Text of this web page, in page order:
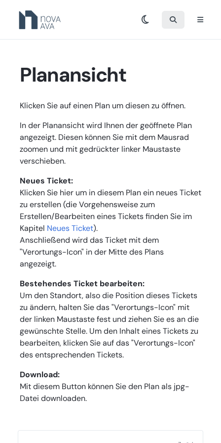
Planansicht
Klicken Sie auf einen Plan um diesen zu öffnen.
In der Planansicht wird Ihnen der geöffnete Plan
angezeigt. Diesen können Sie mit dem Mausrad
zoomen und mit gedrückter linker Maustaste
verschieben.
Neues Ticket:
Klicken Sie hier um in diesem Plan ein neues Ticket
zu erstellen (die Vorgehensweise zum
Erstellen/Bearbeiten eines Tickets finden Sie im
Kapitel Neues Ticket).
Anschließend wird das Ticket mit dem
"Verortungs-Icon" in der Mitte des Plans
angezeigt.
Bestehendes Ticket bearbeiten:
Um den Standort, also die Position dieses Tickets
zu ändern, halten Sie das "Verortungs-Icon" mit
der linken Maustaste fest und ziehen Sie es an die
gewünschte Stelle. Um den Inhalt eines Tickets zu
bearbeiten, klicken Sie auf das "Verortungs-Icon"
des entsprechenden Tickets.
Download:
Mit diesem Button können Sie den Plan als jpg-
Datei downloaden.